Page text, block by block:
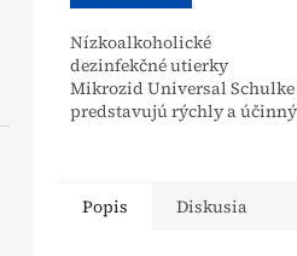
Nízkoalkoholické
dezinfekčné utierky
Mikrozid Universal Schulke
predstavujú rýchly a účinný
Vďaka svojmu...
Popis Diskusia